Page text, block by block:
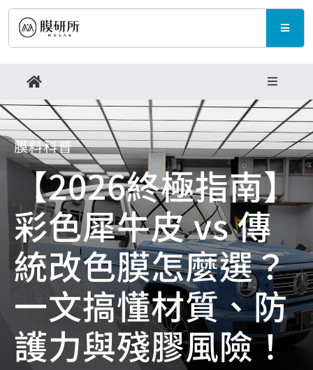
Skip
content
Toggle
產品與規格
最新消息
支援中心
聯繫我們
Toggle
品牌活動
成功案例
膜料科普
支援中心
膜料科普
【2026終極指南】
彩色犀牛皮 vs 傳
統改色膜怎麼選？
一文搞懂材質、防
護力與殘膠風險！